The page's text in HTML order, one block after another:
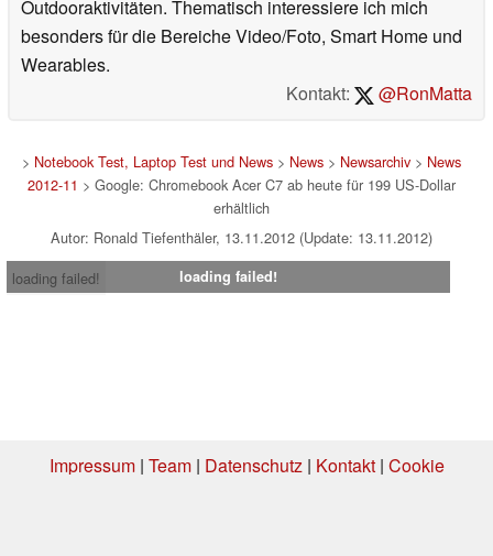
Outdooraktivitäten. Thematisch interessiere ich mich
besonders für die Bereiche Video/Foto, Smart Home und
Wearables.
Kontakt:
@RonMatta
> Notebook Test, Laptop Test und News> News> Newsarchiv> News
2012-11 > Google: Chromebook Acer C7 ab heute für 199 US-Dollar
erhältlich
Autor: Ronald Tiefenthäler, 13.11.2012 (Update: 13.11.2012)
loading failed!
loading failed!
Impressum| Team| Datenschutz| Kontakt| Cookie